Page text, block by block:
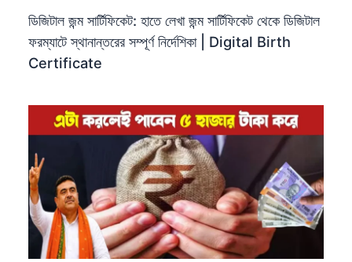
ডিজিটাল জন্ম সার্টিফিকেট: হাতে লেখা জন্ম সার্টিফিকেট থেকে ডিজিটাল
ফরম্যাটে স্থানান্তরের সম্পূর্ণ নির্দেশিকা | Digital Birth
Certificate